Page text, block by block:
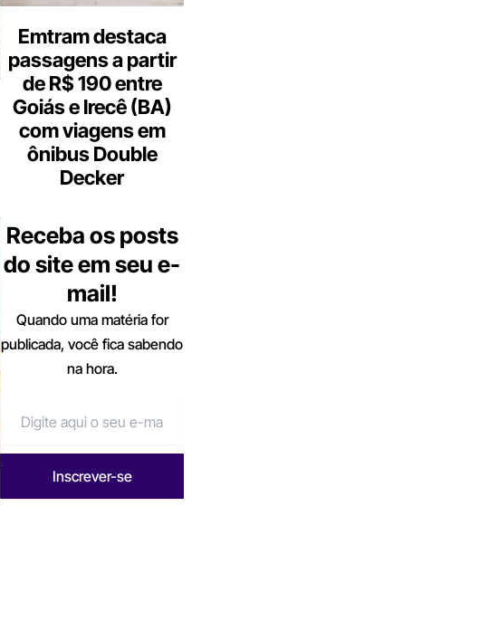
Emtram destaca
passagens a partir
de R$ 190 entre
Goiás e Irecê (BA)
com viagens em
ônibus Double
Decker
Receba os posts
do site em seu e-
mail!
Quando uma matéria for
publicada, você fica sabendo
na hora.
Inscrever-se